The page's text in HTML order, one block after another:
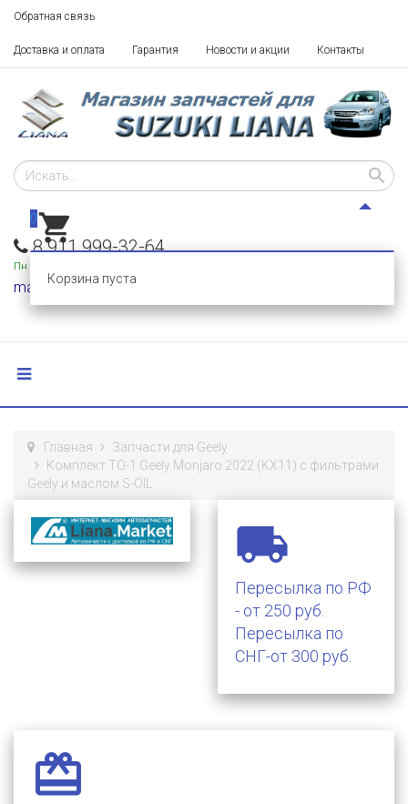
Обратная связь
Доставка и оплата Гарантия Новости и акции Контакты
8 911 999-32-64
Пн - Пт: 10 - 18,
mail@razborka-liana.ru
0
Корзина пуста
Главная
Запчасти для Geely
Комплект ТО-1 Geely Monjaro 2022 (KX11) с фильтрами
Geely и маслом S-OIL

Пересылка по РФ
- от 250 руб.
Пересылка по
СНГ-от 300 руб.
